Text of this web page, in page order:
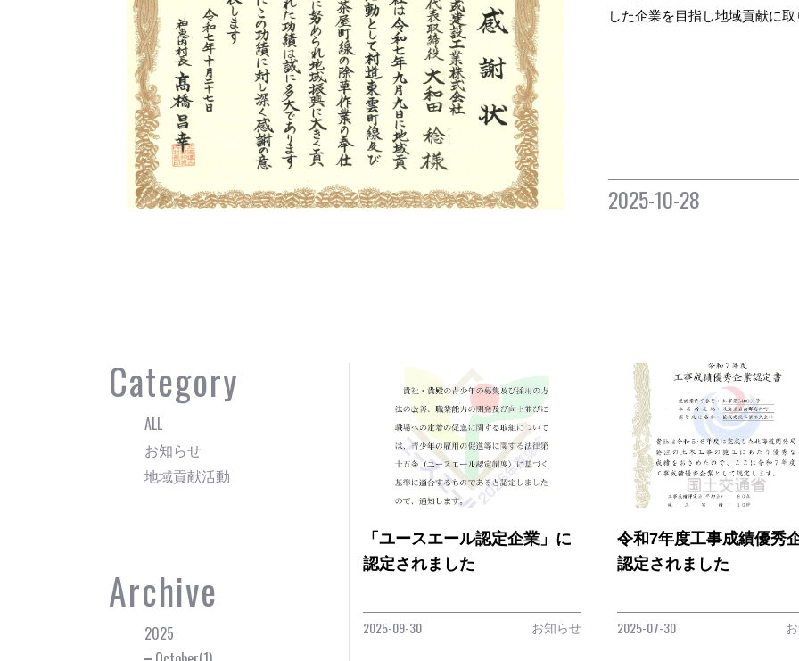
した企業を目指し地域貢献に
2025-10-28
「ユースエール認定企業」に
認定されました
2025-09-30 お知らせ
令和7年度工事成績優秀
認定されました
2025-07-30
Category
ALL
お知らせ
地域貢献活動
Archive
2025